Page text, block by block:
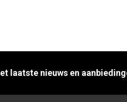
laatste nieuws en